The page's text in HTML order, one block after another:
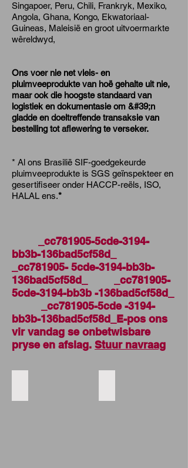
Singapoer, Peru, Chili, Frankryk, Mexiko,
Angola, Ghana, Kongo, Ekwatoriaal-
Guineas, Maleisië en groot uitvoermarkte
wêreldwyd,
Ons voer nie net vleis- en
pluimveeprodukte van hoë gehalte uit nie,
maar ook die hoogste standaard van
logistiek en dokumentasie om &#39;n
gladde en doeltreffende transaksie van
bestelling tot aflewering te verseker.
* Al ons Brasilië SIF-goedgekeurde
pluimveeprodukte is SGS geïnspekteer en
gesertifiseer onder HACCP-reëls, ISO,
HALAL ens.*
_cc781905-5cde-3194-
bb3b-136bad5cf58d_
_cc781905- 5cde-3194-bb3b-
136bad5cf58d_ _cc781905-
5cde-3194-bb3b -136bad5cf58d_
_cc781905-5cde -3194-
bb3b-136bad5cf58d_E-pos ons
vir vandag se onbetwisbare
pryse en afslag. Stuur navraag